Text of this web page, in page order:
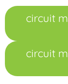
circuit
circuit